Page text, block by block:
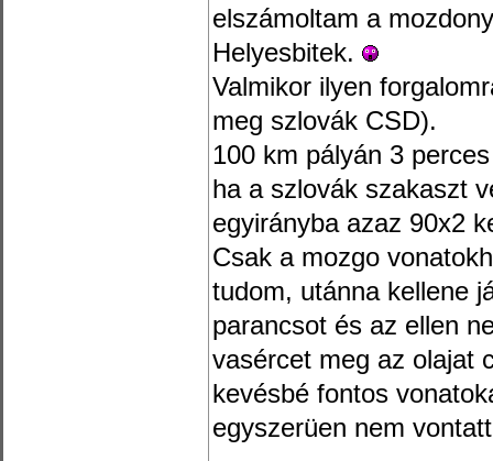
elszámoltam a
Helyesbitek.
Valmikor ilyen
meg szlovák CSD).
100 km pályán 3
ha a szlovák szakaszt
egyirányba azaz 90x2
Csak a mozgo
tudom, utánna kellene
parancsot és az ellen
vasércet meg az olajat
kevésbé fontos
egyszerüen nem